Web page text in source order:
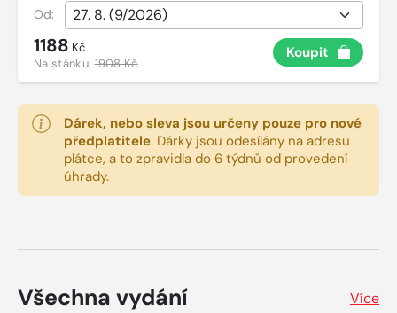
Od:
1188 Kč
Na stánku:1908 Kč
Koupit
Dárek, nebo sleva jsou určeny pouze pro nové
předplatitele. Dárky jsou odesílány na adresu
plátce, a to zpravidla do 6 týdnů od provedení
úhrady.
Všechna vydání Více